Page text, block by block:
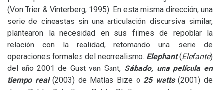
(Von Trier &Vinterberg, 1995). En esta misma dirección, una
serie de cineastas sin una articulación discursiva similar,
plantearon la necesidad en sus filmes de repoblar la
relación con la realidad, retomando una serie de
operaciones formales del neorrealismo. Elephant(Elefante)
del año 2001 de Gust van Sant, Sábado, una película en
tiempo real(2003) de Matías Bize o 25 watts(2001) de